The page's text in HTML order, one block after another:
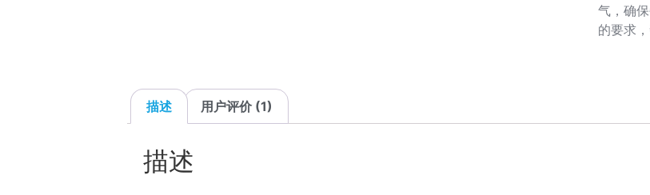
气，确
的要求
描述 用户评价 (1)
描述